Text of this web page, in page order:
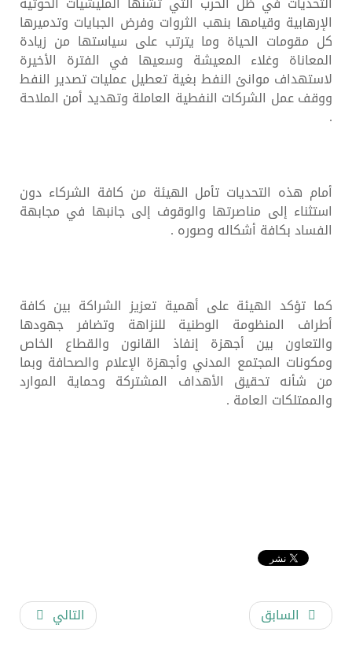
الإرهابية وقيامها بنهب الثروات وفرض الجبايات وتدميرها
كل مقومات الحياة وما يترتب على سياستها من زيادة
المعاناة وغلاء المعيشة وسعيها في الفترة الأخيرة
لاستهداف موانئ النفط بغية تعطيل عمليات تصدير النفط
ووقف عمل الشركات النفطية العاملة وتهديد أمن الملاحة
.
أمام هذه التحديات تأمل الهيئة من كافة الشركاء دون
استثناء إلى مناصرتها والوقوف إلى جانبها في مجابهة
الفساد بكافة أشكاله وصوره .
كما تؤكد الهيئة على أهمية تعزيز الشراكة بين كافة
أطراف المنظومة الوطنية للنزاهة وتضافر جهودها
والتعاون بين أجهزة إنفاذ القانون والقطاع الخاص
ومكونات المجتمع المدني وأجهزة الإعلام والصحافة وبما
من شأنه تحقيق الأهداف المشتركة وحماية الموارد
والممتلكات العامة .
السابق التالي